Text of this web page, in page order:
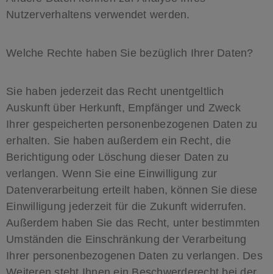
Nutzerverhaltens verwendet werden.
Welche Rechte haben Sie bezüglich Ihrer Daten?
Sie haben jederzeit das Recht unentgeltlich
Auskunft über Herkunft, Empfänger und Zweck
Ihrer gespeicherten personenbezogenen Daten zu
erhalten. Sie haben außerdem ein Recht, die
Berichtigung oder Löschung dieser Daten zu
verlangen. Wenn Sie eine Einwilligung zur
Datenverarbeitung erteilt haben, können Sie diese
Einwilligung jederzeit für die Zukunft widerrufen.
Außerdem haben Sie das Recht, unter bestimmten
Umständen die Einschränkung der Verarbeitung
Ihrer personenbezogenen Daten zu verlangen. Des